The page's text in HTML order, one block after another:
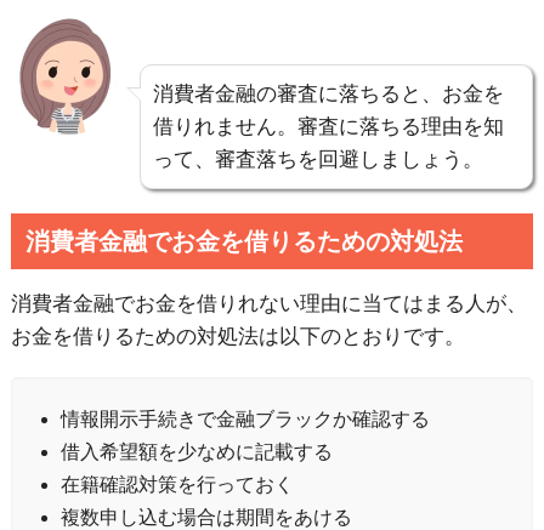
消費者金融の審査に落ちると、お金を
借りれません。審査に落ちる理由を知
って、審査落ちを回避しましょう。
消費者金融でお金を借りるための対処法
消費者金融でお金を借りれない理由に当てはまる人が、
お金を借りるための対処法は以下のとおりです。
情報開示手続きで金融ブラックか確認する
借入希望額を少なめに記載する
在籍確認対策を行っておく
複数申し込む場合は期間をあける